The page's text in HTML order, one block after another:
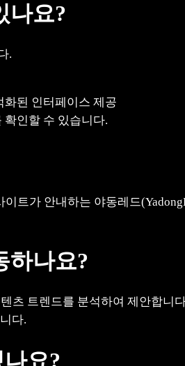
나요?
.
화된 인터페이스 제공
인할 수 있습니다.
트가 안내하는 야동레드
하나요?
츠 트렌드를 분석하여 제안합
다.
요?